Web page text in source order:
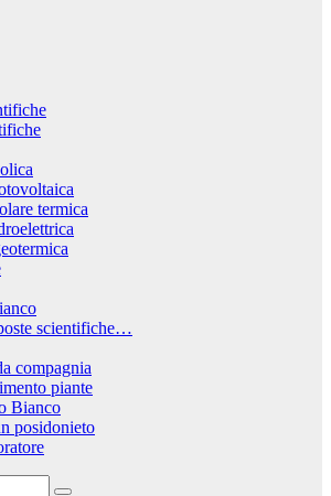
termica
scientifiche…
compagnia
piante
Bianco
posidonieto